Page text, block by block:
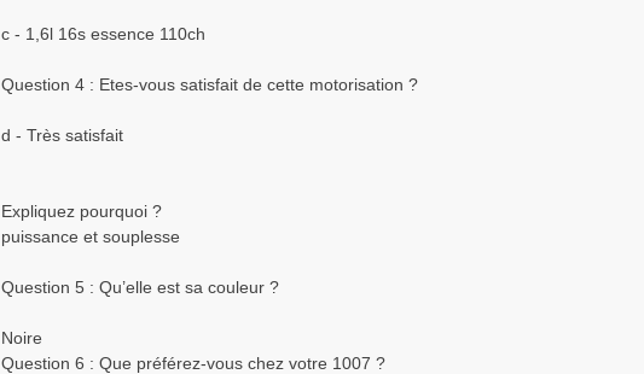
c - 1,6l 16s essence 110ch
Question 4 : Etes-vous satisfait de cette motorisation ?
d - Très satisfait
Expliquez pourquoi ?
puissance et souplesse
Question 5 : Qu’elle est sa couleur ?
Noire
Question 6 : Que préférez-vous chez votre 1007 ?